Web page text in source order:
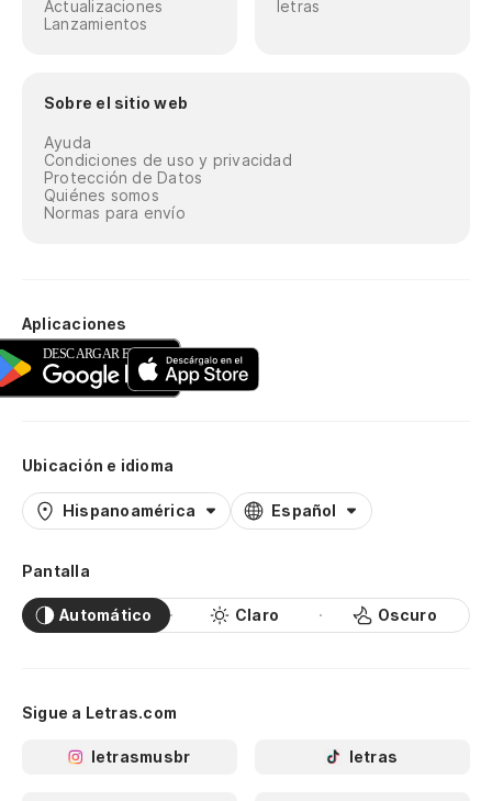
Actualizaciones
Lanzamientos
letras
Sobre el sitio web
Ayuda
Condiciones de uso y privacidad
Protección de Datos
Quiénes somos
Normas para envío
Aplicaciones
Ubicación e idioma
Hispanoamérica Español
Pantalla
Automático Claro Oscuro
Sigue a Letras.com
letrasmusbr letras